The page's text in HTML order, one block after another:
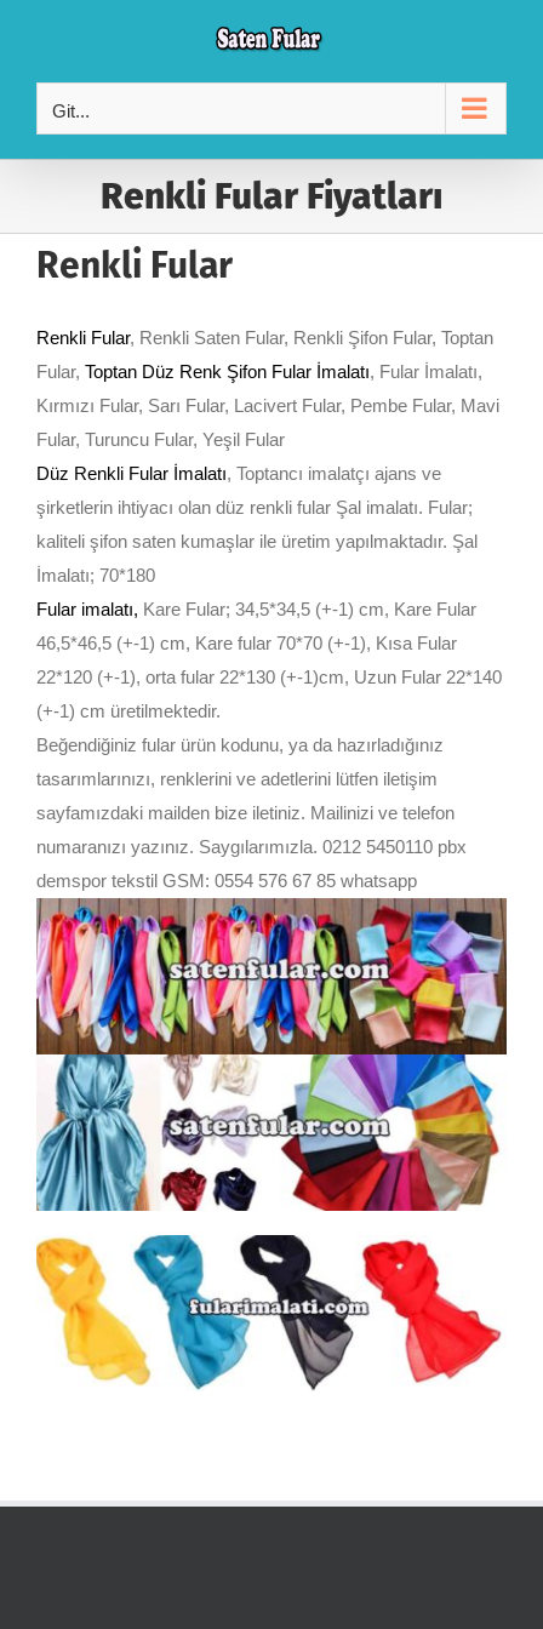
content
Git...
Renkli Fular Fiyatları
Renkli Fular
Renkli Fular, Renkli Saten Fular, Renkli Şifon Fular, Toptan
Fular, Toptan Düz Renk Şifon Fular İmalatı, Fular İmalatı,
Kırmızı Fular, Sarı Fular, Lacivert Fular, Pembe Fular, Mavi
Fular, Turuncu Fular, Yeşil Fular
Düz Renkli Fular İmalatı, Toptancı imalatçı ajans ve
şirketlerin ihtiyacı olan düz renkli fular Şal imalatı. Fular;
kaliteli şifon saten kumaşlar ile üretim yapılmaktadır. Şal
İmalatı; 70*180
Fular imalatı, Kare Fular; 34,5*34,5 (+-1) cm, Kare Fular
46,5*46,5 (+-1) cm, Kare fular 70*70 (+-1), Kısa Fular
22*120 (+-1), orta fular 22*130 (+-1)cm, Uzun Fular 22*140
(+-1) cm üretilmektedir.
Beğendiğiniz fular ürün kodunu, ya da hazırladığınız
tasarımlarınızı, renklerini ve adetlerini lütfen iletişim
sayfamızdaki mailden bize iletiniz. Mailinizi ve telefon
numaranızı yazınız. Saygılarımızla. 0212 5450110 pbx
demspor tekstil GSM: 0554 576 67 85 whatsapp